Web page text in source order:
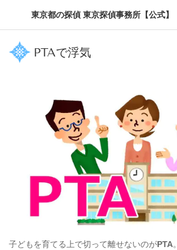
東京都の探偵 東京探偵事務所【公式】
PTAで浮気
子どもを育てる上で切って離せないのがPTA。